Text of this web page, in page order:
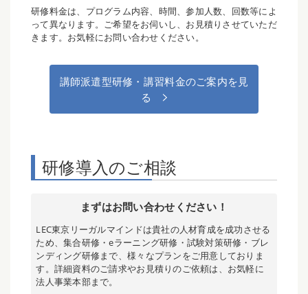
研修料金は、プログラム内容、時間、参加人数、回数等によ
って異なります。ご希望をお伺いし、お見積りさせていただ
きます。お気軽にお問い合わせください。
講師派遣型研修・講習料金のご案内を見
る
研修導入のご相談
まずはお問い合わせください！
LEC東京リーガルマインドは貴社の人材育成を成功させる
ため、集合研修・eラーニング研修・試験対策研修・ブレ
ンディング研修まで、様々なプランをご用意しておりま
す。詳細資料のご請求やお見積りのご依頼は、お気軽に
法人事業本部まで。